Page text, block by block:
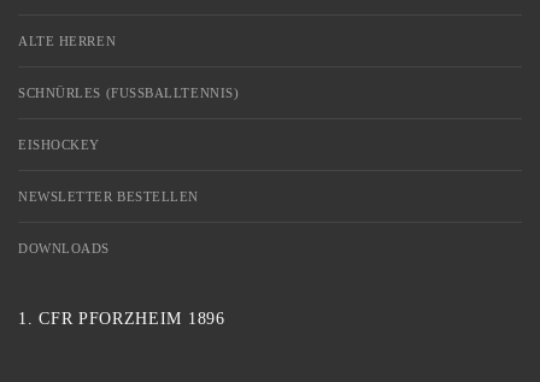
ALTE HERREN
SCHNÜRLES (FUSSBALLTENNIS)
EISHOCKEY
NEWSLETTER BESTELLEN
DOWNLOADS
1. CFR PFORZHEIM 1896